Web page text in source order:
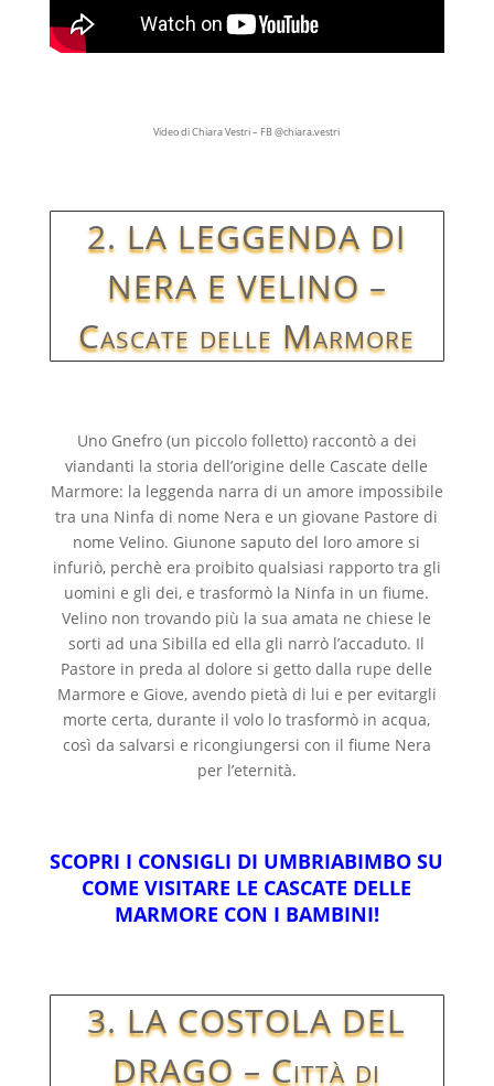
Video di Chiara Vestri – FB @chiara.vestri
2. LA LEGGENDA DI
NERA E VELINO –
Cascate delle Marmore
Uno Gnefro (un piccolo folletto) raccontò a dei
viandanti la storia dell’origine delle Cascate delle
Marmore: la leggenda narra di un amore impossibile
tra una Ninfa di nome Nera e un giovane Pastore di
nome Velino. Giunone saputo del loro amore si
infuriò, perchè era proibito qualsiasi rapporto tra gli
uomini e gli dei, e trasformò la Ninfa in un fiume.
Velino non trovando più la sua amata ne chiese le
sorti ad una Sibilla ed ella gli narrò l’accaduto. Il
Pastore in preda al dolore si getto dalla rupe delle
Marmore e Giove, avendo pietà di lui e per evitargli
morte certa, durante il volo lo trasformò in acqua,
così da salvarsi e ricongiungersi con il fiume Nera
per l’eternità.
SCOPRI I CONSIGLI DI UMBRIABIMBO SU
COME VISITARE LE CASCATE DELLE
MARMORE CON I BAMBINI!
3. LA COSTOLA DEL
DRAGO – Città di